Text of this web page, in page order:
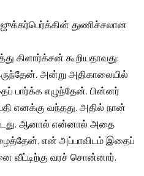
ஜுக்கர்பெர்க்கின் துணிச்சலான
கிளார்க்சன் கூறியதாவது:
அன்று அதிகாலையில்
பார்க்க எழுந்தேன். பின்னர்
எனக்கு வந்தது. அதில் நான்
ஆனால் என்னால் அதை
என் அப்பாவிடம் இதைப்
வரச் சொன்னார்.